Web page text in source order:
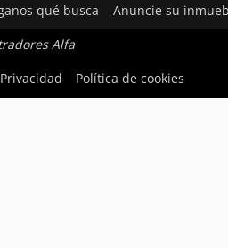
qué busca Anuncie su
Alfa
Política de cookies